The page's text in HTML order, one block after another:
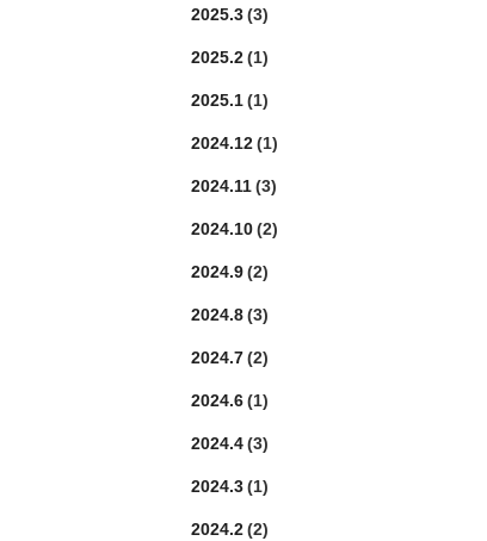
2025.3(3)
2025.2(1)
2025.1(1)
2024.12(1)
2024.11(3)
2024.10(2)
2024.9(2)
2024.8(3)
2024.7(2)
2024.6(1)
2024.4(3)
2024.3(1)
2024.2(2)